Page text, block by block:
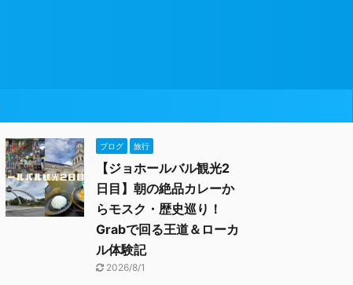
ブログ 旅行
【ジョホールバル観光2
日目】朝の絶品カレーか
らモスク・歴史巡り！
Grabで回る王道＆ローカ
ル体験記
2026/8/1